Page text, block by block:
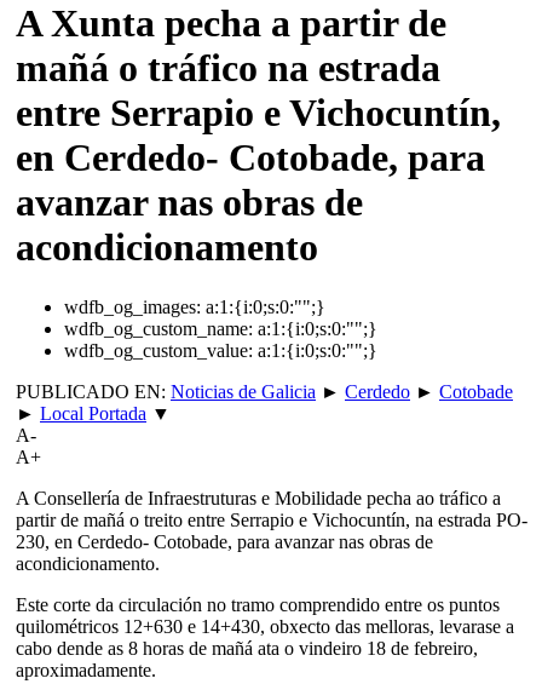
A Xunta pecha a partir de
mañá o tráfico na estrada
entre Serrapio e Vichocuntín,
en Cerdedo- Cotobade, para
avanzar nas obras de
acondicionamento
wdfb_og_images: a:1:{i:0;s:0:"";}
wdfb_og_custom_name: a:1:{i:0;s:0:"";}
wdfb_og_custom_value: a:1:{i:0;s:0:"";}
PUBLICADO EN: Noticias de Galicia ► Cerdedo ► Cotobade
► Local Portada ▼
A-
A+
A Consellería de Infraestruturas e Mobilidade pecha ao tráfico a
partir de mañá o treito entre Serrapio e Vichocuntín, na estrada PO-
230, en Cerdedo- Cotobade, para avanzar nas obras de
acondicionamento.
Este corte da circulación no tramo comprendido entre os puntos
quilométricos 12+630 e 14+430, obxecto das melloras, levarase a
cabo dende as 8 horas de mañá ata o vindeiro 18 de febreiro,
aproximadamente.